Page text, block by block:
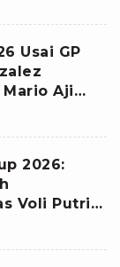
Usai GP
Aji
2026:
Voli Putri